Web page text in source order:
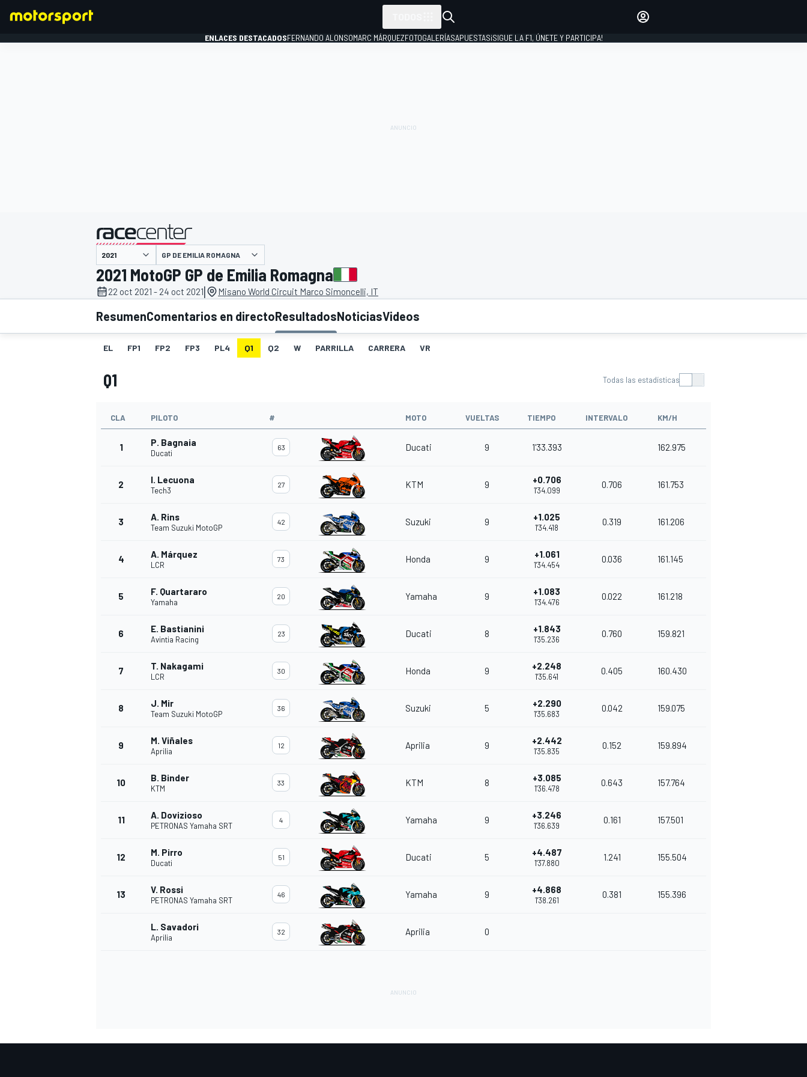
INDYCAR WRC
ENLACES DESTACADOSFERNANDO ALONSOMARC MÁRQUEZFOTOGALERÍASAPUESTAS¡SIGUE LA F1, ÚNETE Y PARTICIPA!
presentado por
GP DE EMILIA ROMAGNA
2021 MotoGP GP de Emilia Romagna
22 oct 2021 - 24 oct 2021| Misano World Circuit Marco Simoncelli, IT
ResumenComentarios en directoResultadosNoticiasVideos
EL FP1 FP2 FP3 PL4 Q1 Q2 W PARRILLA CARRERA VR
Q1 Todas las estadísticas
CLA PILOTO # MOTO VUELTAS TIEMPO INTERVALO KM/H
1 P. Bagnaia
Ducati
63 Ducati 9 1'33.393 162.975
2 I. Lecuona
Tech3
27 KTM 9 +0.706
1'34.099
0.706 161.753
3 A. Rins
Team Suzuki MotoGP
42 Suzuki 9 +1.025
1'34.418
0.319 161.206
4 A. Márquez
LCR
73 Honda 9 +1.061
1'34.454
0.036 161.145
5 F. Quartararo
Yamaha
20 Yamaha 9 +1.083
1'34.476
0.022 161.218
6 E. Bastianini
Avintia Racing
23 Ducati 8 +1.843
1'35.236
0.760 159.821
7 T. Nakagami
LCR
30 Honda 9 +2.248
1'35.641
0.405 160.430
8 J. Mir
Team Suzuki MotoGP
36 Suzuki 5 +2.290
1'35.683
0.042 159.075
9 M. Viñales
Aprilia
12 Aprilia 9 +2.442
1'35.835
0.152 159.894
10 B. Binder
KTM
33 KTM 8 +3.085
1'36.478
0.643 157.764
11 A. Dovizioso
PETRONAS Yamaha SRT
4 Yamaha 9 +3.246
1'36.639
0.161 157.501
12 M. Pirro
Ducati
51 Ducati 5 +4.487
1'37.880
1.241 155.504
13 V. Rossi
PETRONAS Yamaha SRT
46 Yamaha 9 +4.868
1'38.261
0.381 155.396
L. Savadori
Aprilia
32 Aprilia 0